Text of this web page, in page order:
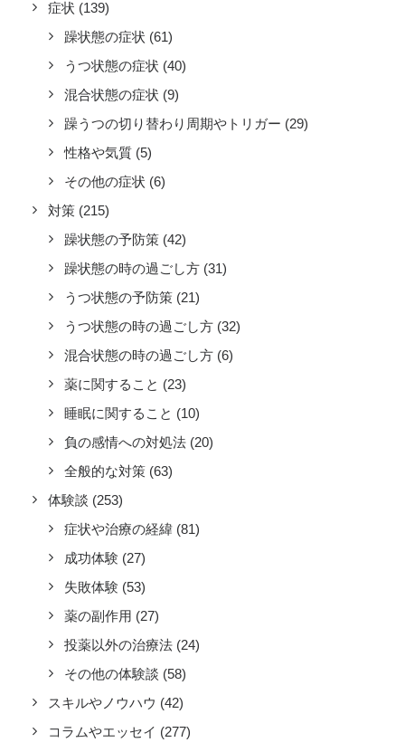
症状 (139)
躁状態の症状 (61)
うつ状態の症状 (40)
混合状態の症状 (9)
躁うつの切り替わり周期やトリガー (29)
性格や気質 (5)
その他の症状 (6)
対策 (215)
躁状態の予防策 (42)
躁状態の時の過ごし方 (31)
うつ状態の予防策 (21)
うつ状態の時の過ごし方 (32)
混合状態の時の過ごし方 (6)
薬に関すること (23)
睡眠に関すること (10)
負の感情への対処法 (20)
全般的な対策 (63)
体験談 (253)
症状や治療の経緯 (81)
成功体験 (27)
失敗体験 (53)
薬の副作用 (27)
投薬以外の治療法 (24)
その他の体験談 (58)
スキルやノウハウ (42)
コラムやエッセイ (277)